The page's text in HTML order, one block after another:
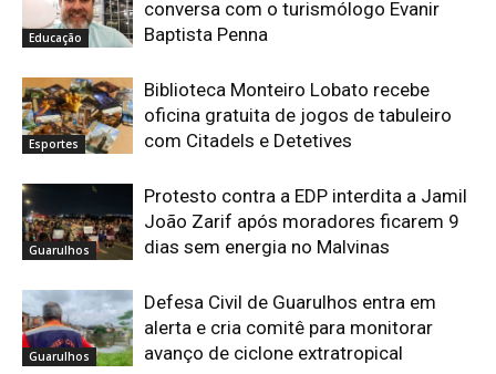
Educação
conversa com o turismólogo Evanir
Baptista Penna
Esportes
Biblioteca Monteiro Lobato recebe
oficina gratuita de jogos de tabuleiro
com Citadels e Detetives
Guarulhos
Protesto contra a EDP interdita a Jamil
João Zarif após moradores ficarem 9
dias sem energia no Malvinas
Guarulhos
Defesa Civil de Guarulhos entra em
alerta e cria comitê para monitorar
avanço de ciclone extratropical